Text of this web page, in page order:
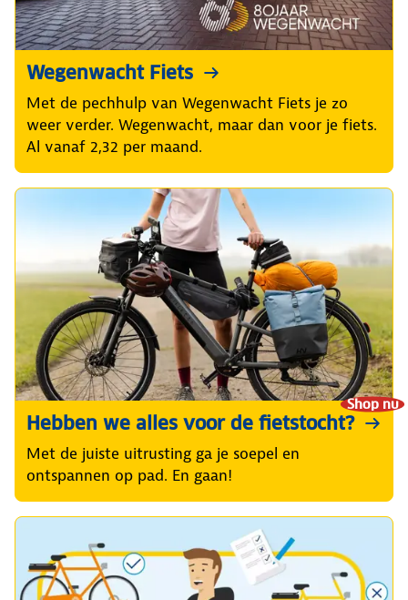
Wegenwacht Fiets
Met de pechhulp van Wegenwacht Fiets je zo
weer verder. Wegenwacht, maar dan voor je fiets.
Al vanaf 2,32 per maand.
Shop nu
Hebben we alles voor de fietstocht?
Met de juiste uitrusting ga je soepel en
ontspannen op pad. En gaan!